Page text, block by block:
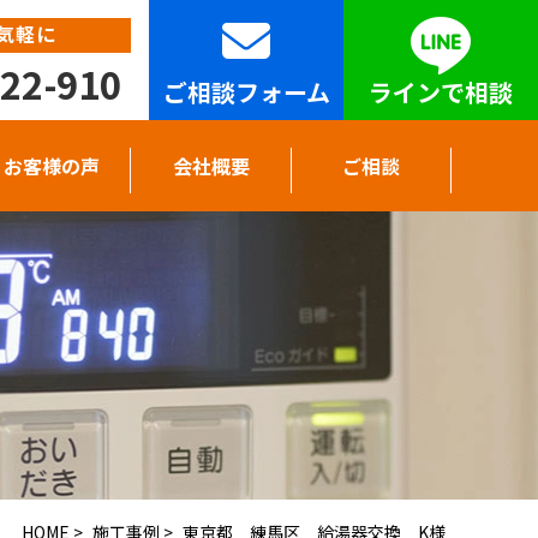
軽に
910 ご相談フォーム ラインで相談
お客様の声 会社概要 ご相談
HOME > 施工事例 > 東京都 練馬区 給湯器交換 K様